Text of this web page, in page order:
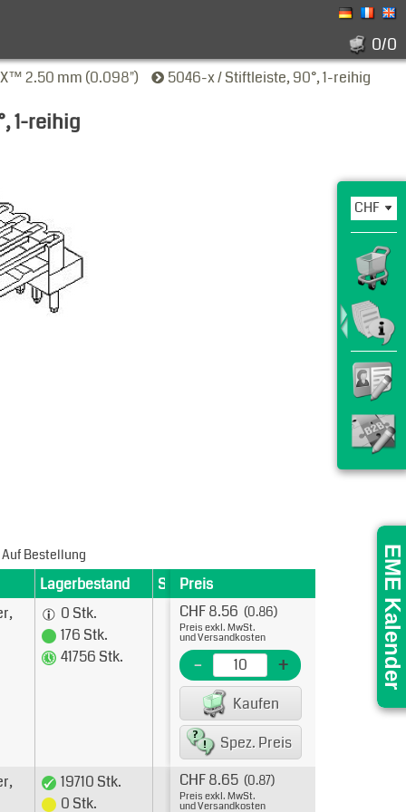
EME Kalender
0/0
2.50 mm (0.098") 5046-x / Stiftleiste, 90°, 1-reihig
1-reihig
Auf Bestellung
Lagerbestand Staffelpreise Merkmale
Preis
0 Stk.
176 Stk.
41756 Stk.
10 CHF 0.856
50
CHF 0.580
100 CHF 0.407
CHF 0.284
1000 CHF 0.241
5000 CHF 0.205
50000 CHF 0.172
2500000
CHF 0.153
5000000 CHF 0.151
10000000 CHF 0.151
3
CHF 8.56 (0.86)
Preis exkl. MwSt.
und Versandkosten
- +
Kaufen
Spez. Preis
19710 Stk.
0 Stk.
10 CHF 0.865
50
CHF 0.586
CHF 8.65 (0.87)
Preis exkl. MwSt.
und Versandkosten